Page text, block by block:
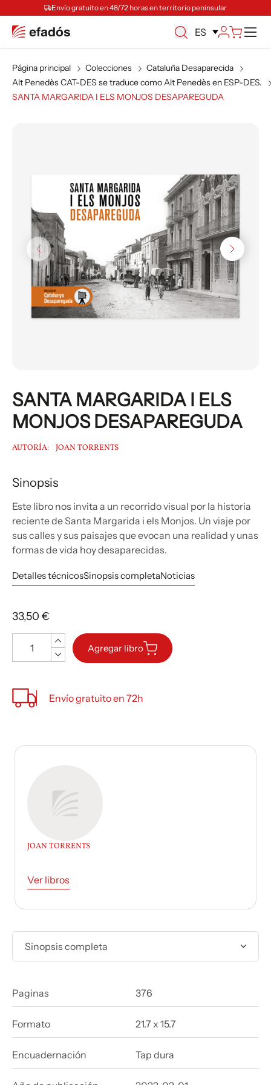
Envío gratuito en 48/72 horas en territorio peninsular
ES
Página principal Colecciones
Cataluña Desaparecida
Alt Penedès CAT-DES se traduce como Alt Penedès en ESP-DES.
SANTA MARGARIDA I ELS MONJOS DESAPAREGUDA
SANTA MARGARIDA I ELS
MONJOS DESAPAREGUDA
AUTORÍA: JOAN TORRENTS
Sinopsis
Este libro nos invita a un recorrido visual por la historia
reciente de Santa Margarida i els Monjos. Un viaje por
sus calles y sus paisajes que evocan una realidad y unas
formas de vida hoy desaparecidas.
Detalles técnicosSinopsis completaNoticias
33,50 €
Agregar libro
Envío gratuito en 72h
JOAN TORRENTS
Ver libros
Sinopsis completa
Paginas 376
Formato 21.7 x 15.7
Encuadernación Tap dura